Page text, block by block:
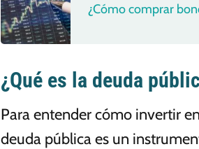
¿Cómo comprar
¿Qué es la deuda
Para entender cómo invertir
deuda pública es un